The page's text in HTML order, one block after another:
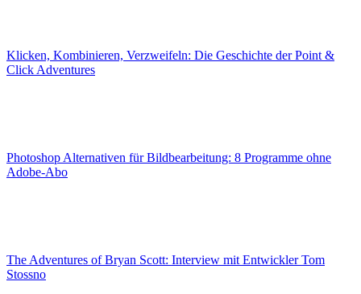
Klicken, Kombinieren, Verzweifeln: Die Geschichte der Point &
Click Adventures
Photoshop Alternativen für Bildbearbeitung: 8 Programme ohne
Adobe-Abo
The Adventures of Bryan Scott: Interview mit Entwickler Tom
Stossno